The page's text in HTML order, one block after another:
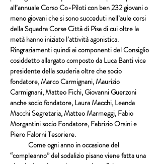
all’annuale Corso Co-Piloti con ben 232 giovani o
meno giovani che si sono succeduti nell’aule corsi
della Squadra Corse Città di Pisa di cui oltre la
metà hanno iniziato l’attività agonistica.
Ringraziamenti quindi ai componenti del Consiglio
cosiddetto allargato composto da Luca Banti vice
presidente della scuderia oltre che socio
fondatore, Marco Carmignani, Maurizio
Carmignani, Matteo Fichi, Giovanni Guerzoni
anche socio fondatore, Laura Macchi, Leanda
Macchi Segretaria, Matteo Marmeggi, Fabio
Morgantini socio Fondatore, Fabrizio Orsini e
Piero Falorni Tesoriere.
Come ogni anno in occasione del
“compleanno” del sodalizio pisano viene fatta una